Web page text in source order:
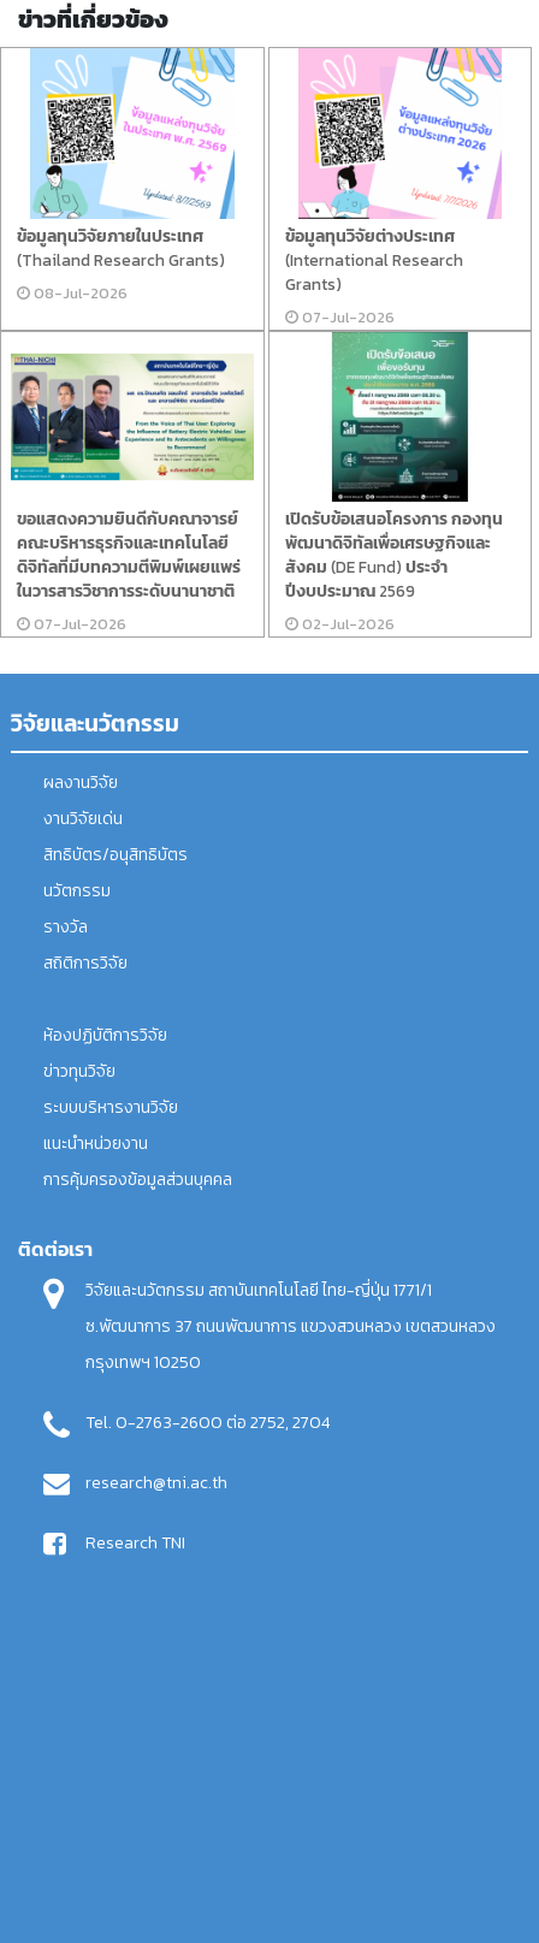
ข่าวที่เกี่ยวข้อง
ข้อมูลทุนวิจัยภายในประเทศ
(Thailand Research Grants)
08-Jul-2026
ข้อมูลทุนวิจัยต่างประเทศ
(International Research
Grants)
07-Jul-2026
ขอแสดงความยินดีกับคณาจารย์
คณะบริหารธุรกิจและเทคโนโลยี
ดิจิทัลที่มีบทความตีพิมพ์เผยแพร่
ในวารสารวิชาการระดับนานาชาติ
07-Jul-2026
เปิดรับข้อเสนอโครงการ กองทุน
พัฒนาดิจิทัลเพื่อเศรษฐกิจและ
สังคม (DE Fund) ประจำ
ปีงบประมาณ 2569
02-Jul-2026
วิจัยและนวัตกรรม
ผลงานวิจัย
งานวิจัยเด่น
สิทธิบัตร/อนุสิทธิบัตร
นวัตกรรม
รางวัล
สถิติการวิจัย
ห้องปฏิบัติการวิจัย
ข่าวทุนวิจัย
ระบบบริหารงานวิจัย
แนะนำหน่วยงาน
การคุ้มครองข้อมูลส่วนบุคคล
ติดต่อเรา
วิจัยและนวัตกรรม สถาบันเทคโนโลยี ไทย-ญี่ปุ่น 1771/1
ซ.พัฒนาการ 37 ถนนพัฒนาการ แขวงสวนหลวง เขตสวนหลวง
กรุงเทพฯ 10250
Tel. 0-2763-2600 ต่อ 2752, 2704
research@tni.ac.th
Research TNI